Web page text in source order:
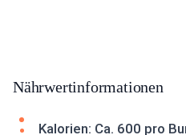
Nährwertinformationen
Kalorien: Ca. 600 pro